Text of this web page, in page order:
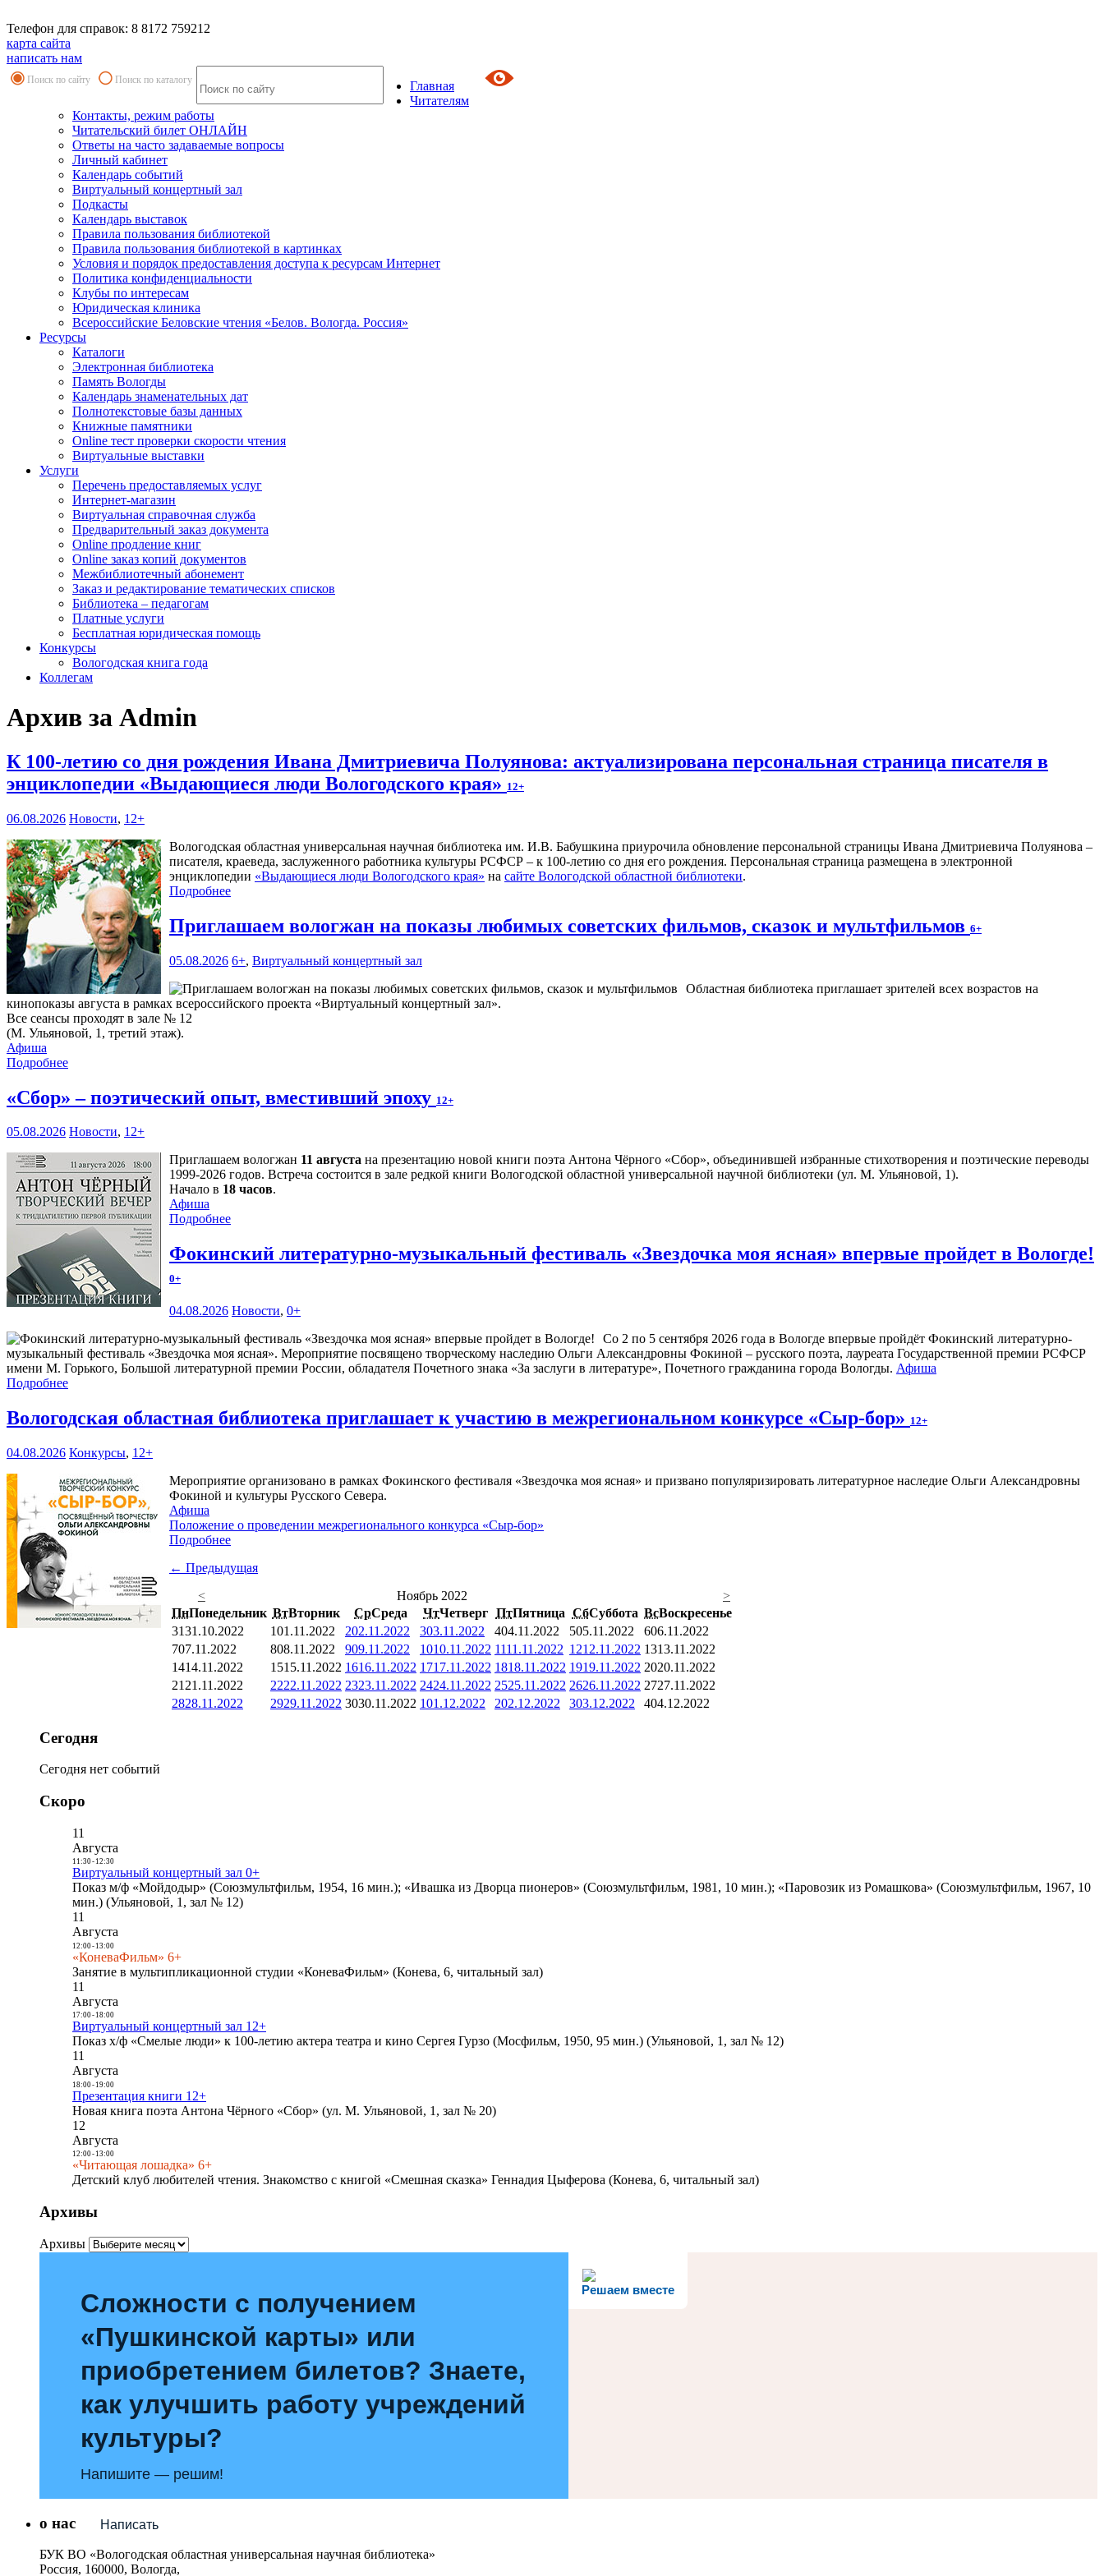
Телефон для справок: 8 8172 759212
карта сайта
написать нам
Поиск по сайту Поиск по каталогу
Главная
Читателям
Контакты, режим работы
Читательский билет ОНЛАЙН
Ответы на часто задаваемые вопросы
Личный кабинет
Календарь событий
Виртуальный концертный зал
Подкасты
Календарь выставок
Правила пользования библиотекой
Правила пользования библиотекой в картинках
Условия и порядок предоставления доступа к ресурсам Интернет
Политика конфиденциальности
Клубы по интересам
Юридическая клиника
Всероссийские Беловские чтения «Белов. Вологда. Россия»
Ресурсы
Каталоги
Электронная библиотека
Память Вологды
Календарь знаменательных дат
Полнотекстовые базы данных
Книжные памятники
Online тест проверки скорости чтения
Виртуальные выставки
Услуги
Перечень предоставляемых услуг
Интернет-магазин
Виртуальная справочная служба
Предварительный заказ документа
Online продление книг
Online заказ копий документов
Межбиблиотечный абонемент
Заказ и редактирование тематических списков
Библиотека – педагогам
Платные услуги
Бесплатная юридическая помощь
Конкурсы
Вологодская книга года
Коллегам
Архив за Admin
К 100-летию со дня рождения Ивана Дмитриевича Полуянова: актуализирована персональная страница писателя в
энциклопедии «Выдающиеся люди Вологодского края» 12+
06.08.2026 Новости, 12+
Вологодская областная универсальная научная библиотека им. И.В. Бабушкина приурочила обновление персональной страницы Ивана Дмитриевича Полуянова –
писателя, краеведа, заслуженного работника культуры РСФСР – к 100‑летию со дня его рождения. Персональная страница размещена в электронной
энциклопедии «Выдающиеся люди Вологодского края» на сайте Вологодской областной библиотеки.
Подробнее
Приглашаем вологжан на показы любимых советских фильмов, сказок и мультфильмов 6+
05.08.2026 6+, Виртуальный концертный зал
Областная библиотека приглашает зрителей всех возрастов на
кинопоказы августа в рамках всероссийского проекта «Виртуальный концертный зал».
Все сеансы проходят в зале № 12
(М. Ульяновой, 1, третий этаж).
Афиша
Подробнее
«Сбор» – поэтический опыт, вместивший эпоху 12+
05.08.2026 Новости, 12+
Приглашаем вологжан 11 августа на презентацию новой книги поэта Антона Чёрного «Сбор», объединившей избранные стихотворения и поэтические переводы
1999-2026 годов. Встреча состоится в зале редкой книги Вологодской областной универсальной научной библиотеки (ул. М. Ульяновой, 1).
Начало в 18 часов.
Афиша
Подробнее
Фокинский литературно-музыкальный фестиваль «Звездочка моя ясная» впервые пройдет в Вологде!
0+
04.08.2026 Новости, 0+
Со 2 по 5 сентября 2026 года в Вологде впервые пройдёт Фокинский литературно-
музыкальный фестиваль «Звездочка моя ясная». Мероприятие посвящено творческому наследию Ольги Александровны Фокиной – русского поэта, лауреата Государственной премии РСФСР
имени М. Горького, Большой литературной премии России, обладателя Почетного знака «За заслуги в литературе», Почетного гражданина города Вологды. Афиша
Подробнее
Вологодская областная библиотека приглашает к участию в межрегиональном конкурсе «Сыр-бор» 12+
04.08.2026 Конкурсы, 12+
Мероприятие организовано в рамках Фокинского фестиваля «Звездочка моя ясная» и призвано популяризировать литературное наследие Ольги Александровны
Фокиной и культуры Русского Севера.
Афиша
Положение о проведении межрегионального конкурса «Сыр-бор»
Подробнее
← Предыдущая
<
Ноябрь 2022
>
ПнПонедельник ВтВторник СрСреда ЧтЧетверг ПтПятница СбСуббота ВсВоскресенье
3131.10.2022 101.11.2022 202.11.2022 303.11.2022 404.11.2022 505.11.2022 606.11.2022
707.11.2022 808.11.2022 909.11.2022 1010.11.2022 1111.11.2022 1212.11.2022 1313.11.2022
1414.11.2022 1515.11.2022 1616.11.2022 1717.11.2022 1818.11.2022 1919.11.2022 2020.11.2022
21 21.11.2022 2222.11.2022 2323.11.2022 2424.11.2022 2525.11.2022 2626.11.2022 2727.11.2022
2828.11.2022 2929.11.2022 3030.11.2022 101.12.2022 202.12.2022 303.12.2022 404.12.2022
Сегодня
Сегодня нет событий
Скоро
11
Августа
11:30- 12:30
Виртуальный концертный зал 0+
Показ м/ф «Мойдодыр» (Союзмультфильм, 1954, 16 мин.); «Ивашка из Дворца пионеров» (Союзмультфильм, 1981, 10 мин.); «Паровозик из Ромашкова» (Союзмультфильм, 1967, 10
мин.) (Ульяновой, 1, зал № 12)
11
Августа
12:00- 13:00
«КоневаФильм» 6+
Занятие в мультипликационной студии «КоневаФильм» (Конева, 6, читальный зал)
11
Августа
17:00- 18:00
Виртуальный концертный зал 12+
Показ х/ф «Смелые люди» к 100-летию актера театра и кино Сергея Гурзо (Мосфильм, 1950, 95 мин.) (Ульяновой, 1, зал № 12)
11
Августа
18:00- 19:00
Презентация книги 12+
Новая книга поэта Антона Чёрного «Сбор» (ул. М. Ульяновой, 1, зал № 20)
12
Августа
12:00- 13:00
«Читающая лошадка» 6+
Детский клуб любителей чтения. Знакомство с книгой «Смешная сказка» Геннадия Цыферова (Конева, 6, читальный зал)
Архивы
Архивы
Решаем вместе
Сложности с получением
«Пушкинской карты» или
приобретением билетов? Знаете,
как улучшить работу учреждений
культуры?
Напишите — решим!
Написать
о нас
БУК ВО «Вологодская областная универсальная научная библиотека»
Россия, 160000, Вологда,